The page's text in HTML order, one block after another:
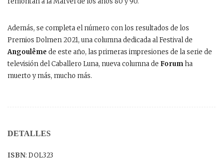
Además, se completa el número con los resultados de los
Premios Dolmen 2021, una columna dedicada al Festival de
Angoulême de este año, las primeras impresiones de la serie de
televisión del Caballero Luna, nueva columna de Forum ha
muerto y más, mucho más.
DETALLES
ISBN: DOL323